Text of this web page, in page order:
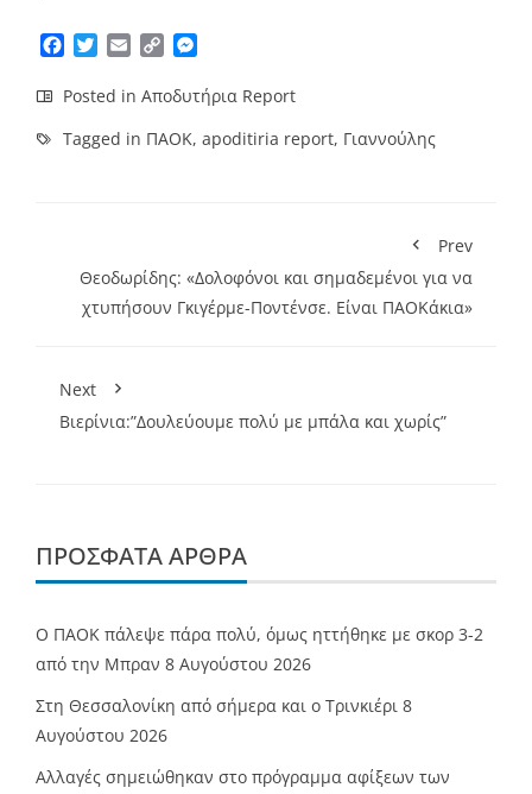
Facebook
TwitterEmailCopy
Posted in Αποδυτήρια Report
Tagged in ΠΑΟΚ, apoditiria report, Γιαννούλης
Prev
Θεοδωρίδης: «Δολοφόνοι και σημαδεμένοι για να
χτυπήσουν Γκιγέρμε-Ποντένσε. Είναι ΠΑΟΚάκια»
Next
Βιερίνια:”Δουλεύουμε πολύ με μπάλα και χωρίς”
ΠΡΌΣΦΑΤΑ ΆΡΘΡΑ
Ο ΠΑΟΚ πάλεψε πάρα πολύ, όμως ηττήθηκε με σκορ 3-2
από την Μπραν 8 Αυγούστου 2026
Στη Θεσσαλονίκη από σήμερα και ο Τρινκιέρι 8
Αυγούστου 2026
Αλλαγές σημειώθηκαν στο πρόγραμμα αφίξεων των